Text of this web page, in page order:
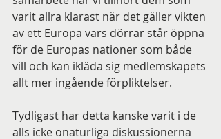
varit allra klarast när det gäller vikten
av ett Europa vars dörrar står öppna
för de Europas nationer som både
vill och kan ikläda sig medlemskapets
allt mer ingående förpliktelser.
Tydligast har detta kanske varit i de
alls icke onaturliga diskussionerna